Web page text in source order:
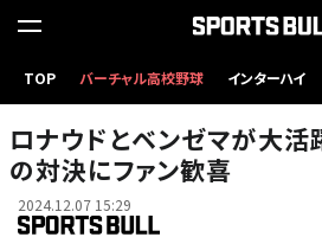
TOP バーチャル高校野球 インターハイ
ロナウドとベンゼマが大活
の対決にファン歓喜
2024.12.07 15:29